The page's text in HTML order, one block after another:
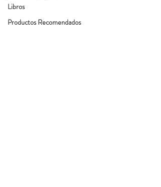
Libros
Productos Recomendados